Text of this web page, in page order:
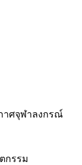
าศจุฬาลงกรณ์
กรรม